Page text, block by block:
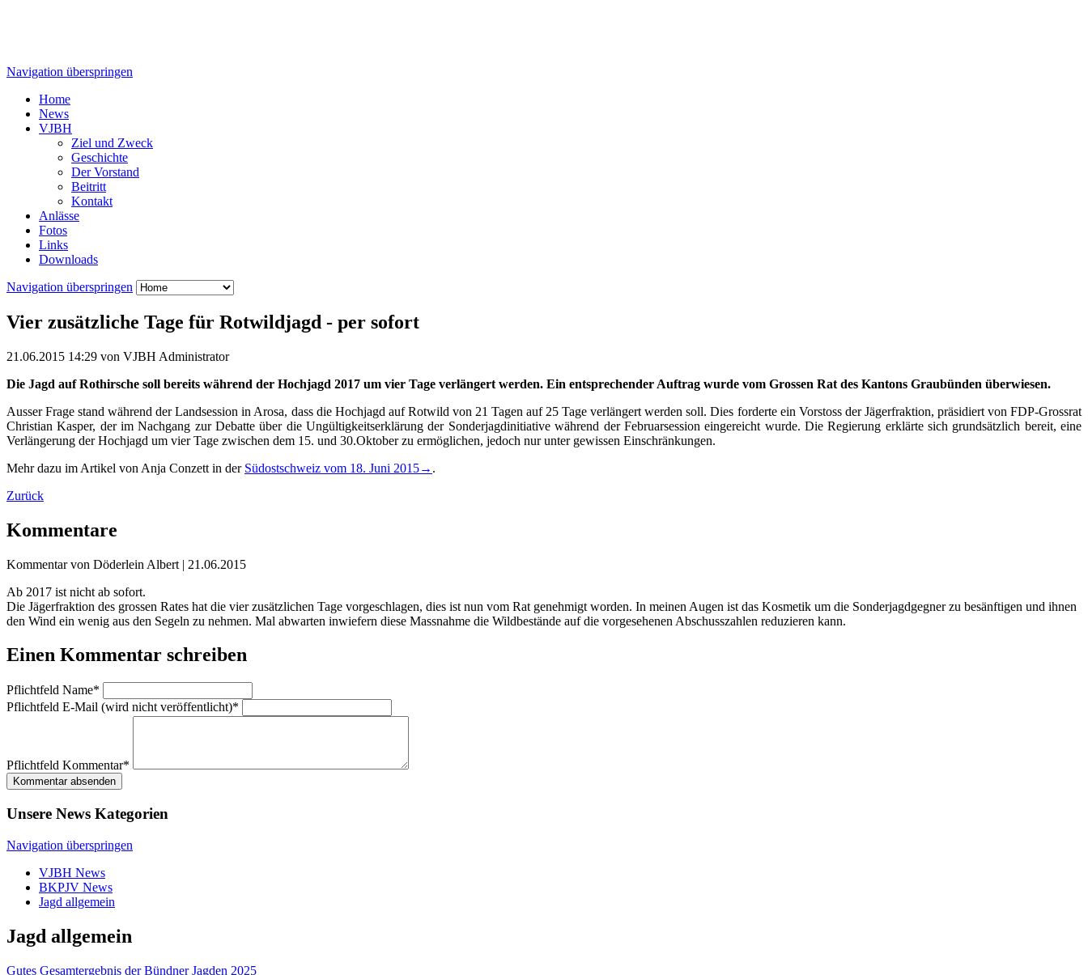
Navigation überspringen
Home
News
VJBH
Ziel und Zweck
Geschichte
Der Vorstand
Beitritt
Kontakt
Anlässe
Fotos
Links
Downloads
Navigation überspringen
Vier zusätzliche Tage für Rotwildjagd - per sofort
21.06.2015 14:29 von VJBH Administrator
Die Jagd auf Rothirsche soll bereits während der Hochjagd 2017 um vier Tage verlängert werden. Ein entsprechender Auftrag wurde vom Grossen Rat des Kantons Graubünden überwiesen.
Ausser Frage stand während der Landsession in Arosa, dass die Hochjagd auf Rotwild von 21 Tagen auf 25 Tage verlängert werden soll. Dies forderte ein Vorstoss der Jägerfraktion, präsidiert von FDP-Grossrat
Christian Kasper, der im Nachgang zur Debatte über die Ungültigkeitserklärung der Sonderjagdinitiative während der Februarsession eingereicht wurde. Die Regierung erklärte sich grundsätzlich bereit, eine
Verlängerung der Hochjagd um vier Tage zwischen dem 15. und 30.Oktober zu ermöglichen, jedoch nur unter gewissen Einschränkungen.
Mehr dazu im Artikel von Anja Conzett in der Südostschweiz vom 18. Juni 2015→ .
Zurück
Kommentare
Kommentar von Döderlein Albert | 21.06.2015
Ab 2017 ist nicht ab sofort.
Die Jägerfraktion des grossen Rates hat die vier zusätzlichen Tage vorgeschlagen, dies ist nun vom Rat genehmigt worden. In meinen Augen ist das Kosmetik um die Sonderjagdgegner zu besänftigen und ihnen
den Wind ein wenig aus den Segeln zu nehmen. Mal abwarten inwiefern diese Massnahme die Wildbestände auf die vorgesehenen Abschusszahlen reduzieren kann.
Einen Kommentar schreiben
Pflichtfeld Name*
Pflichtfeld E-Mail (wird nicht veröffentlicht)*
Pflichtfeld Kommentar*
Kommentar absenden
Unsere News Kategorien
Navigation überspringen
VJBH News
BKPJV News
Jagd allgemein
Jagd allgemein
Gutes Gesamtergebnis der Bündner Jagden 2025